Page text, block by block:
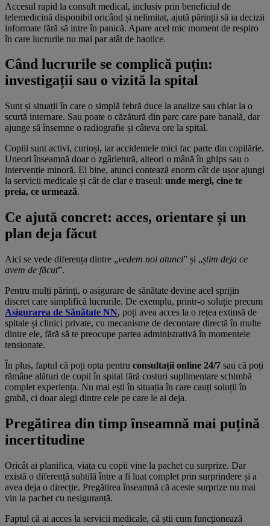
Accesul rapid la consult medical, inclusiv prin beneficiul de
telemedicină disponibil oricând și nelimitat, ajută părinții să ia decizii
informate fără să intre în panică. Apare acel mic moment de respiro
în care lucrurile nu mai par atât de haotice.
Când lucrurile se complică puțin:
investigații sau o vizită la spital
Sunt și situații în care o simplă febră duce la analize sau chiar la o
scurtă internare. Sau poate o căzătură din parc care pare banală, dar
ajunge să însemne o radiografie și câteva ore la spital.
Copiii sunt activi, curioși, iar accidentele mici fac parte din copilărie.
Uneori înseamnă doar o zgârietură, alteori o mână în ghips sau o
intervenție minoră. Ei bine, atunci contează enorm cât de ușor ajungi
la servicii medicale și cât de clar e traseul: unde mergi, cine te
preia, ce urmează.
Ce ajută concret: acces, orientare și un
plan deja făcut
Aici se vede diferența dintre „vedem noi atunci” și „știm deja ce
avem de făcut”.
Pentru mulți părinți, o asigurare de sănătate devine acel sprijin
discret care simplifică lucrurile. De exemplu, printr-o soluție precum
Asigurarea de Sănătate NN, poți avea acces la o rețea extinsă de
spitale și clinici private, cu mecanisme de decontare directă în multe
dintre ele, fără să te preocupe partea administrativă în momentele
tensionate.
În plus, faptul că poți opta pentru consultații online 24/7 sau că poți
rămâne alături de copil în spital fără costuri suplimentare schimbă
complet experiența. Nu mai ești în situația în care cauți soluții în
grabă, ci doar alegi dintre cele pe care le ai deja.
Pregătirea din timp înseamnă mai puțină
incertitudine
Oricât ai planifica, viața cu copii vine la pachet cu surprize. Dar
există o diferență subtilă între a fi luat complet prin surprindere și a
avea deja o direcție. Pregătirea înseamnă că aceste surprize nu mai
vin la pachet cu nesiguranță.
Faptul că ai acces la servicii medicale, că știi cum funcționează